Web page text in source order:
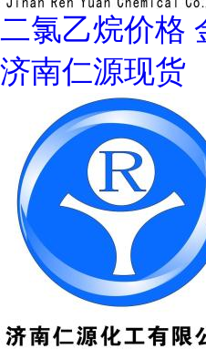
二氯乙烷价格
济南仁源现货